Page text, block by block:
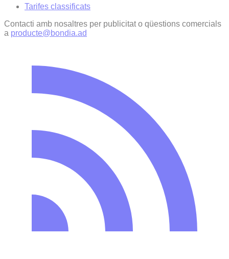
Tarifes classificats
Contacti amb nosaltres per publicitat o qüestions comercials
a producte@bondia.ad